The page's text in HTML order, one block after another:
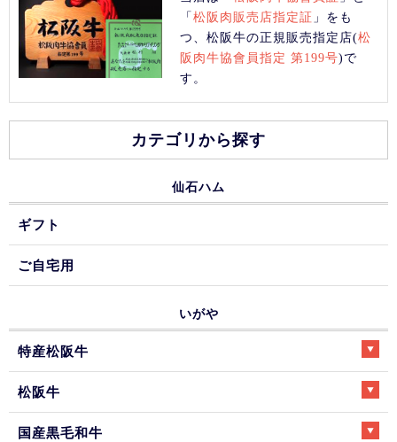
「松阪肉販売店指定証 」をも
つ、松阪牛の正規販売指定店(松
阪肉牛協會員指定 第199号)で
す。
カテゴリから探す
仙石ハム
ギフト
ご自宅用
いがや
特産松阪牛
松阪牛
国産黒毛和牛